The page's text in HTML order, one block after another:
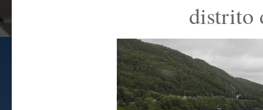
distrito